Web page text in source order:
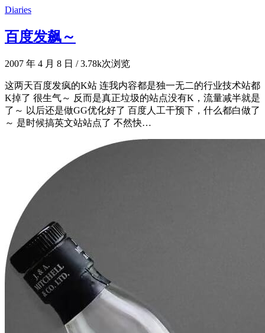
Diaries
百度发飙～
2007 年 4 月 8 日 /3.78k次浏览
这两天百度发疯的K站 连我内容都是独一无二的行业技术站都
K掉了 很生气～ 反而是真正垃圾的站点没有K，流量减半就是
了～ 以后还是做GG优化好了 百度人工干预下，什么都白做了
～ 是时候搞英文站站点了 不然快…